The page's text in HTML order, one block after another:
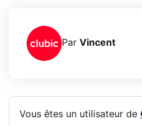
Par Vincent
Vous êtes un utilisateur de